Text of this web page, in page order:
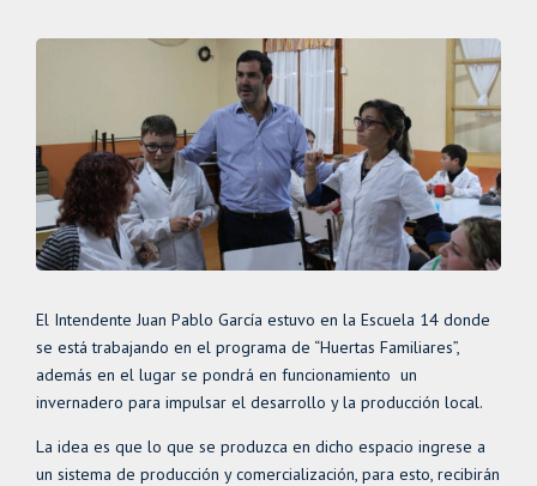
El Intendente Juan Pablo García estuvo en la Escuela 14 donde
se está trabajando en el programa de “Huertas Familiares”,
además en el lugar se pondrá en funcionamiento un
invernadero para impulsar el desarrollo y la producción local.
La idea es que lo que se produzca en dicho espacio ingrese a
un sistema de producción y comercialización, para esto, recibirán